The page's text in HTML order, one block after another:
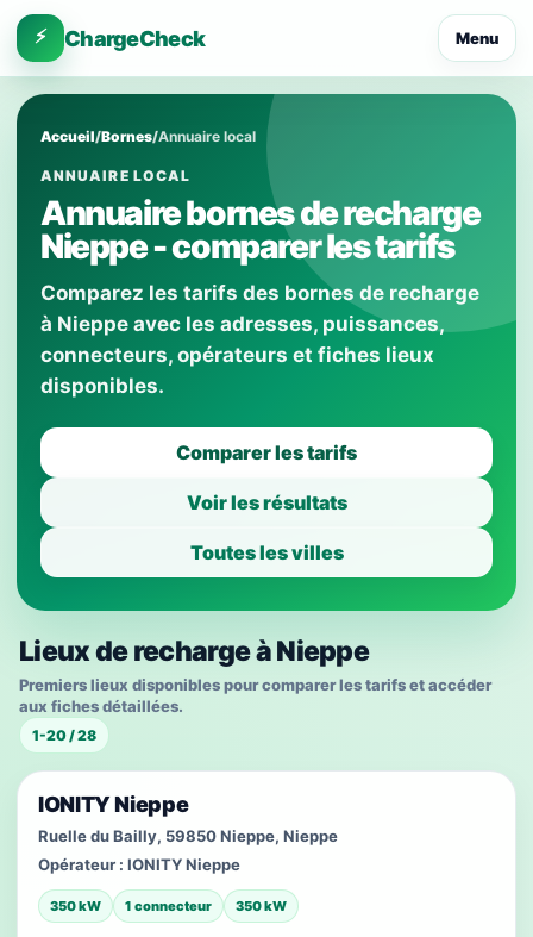
⚡ ChargeCheck Menu
Accueil/Bornes/Annuaire local
ANNUAIRE LOCAL
Annuaire bornes de recharge
Nieppe - comparer les tarifs
Comparez les tarifs des bornes de recharge
à Nieppe avec les adresses, puissances,
connecteurs, opérateurs et fiches lieux
disponibles.
Comparer les tarifs
Voir les résultats
Toutes les villes
Lieux de recharge à Nieppe
Premiers lieux disponibles pour comparer les tarifs et accéder
aux fiches détaillées.
1-20 / 28
IONITY Nieppe
Ruelle du Bailly, 59850 Nieppe, Nieppe
Opérateur : IONITY Nieppe
350 kW 1 connecteur 350 kW